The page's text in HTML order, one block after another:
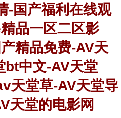
-国产福利在线观
品一区二区影
精品免费-AV天
bt中文-AV天堂
天堂草-AV天堂导
天堂的电影网